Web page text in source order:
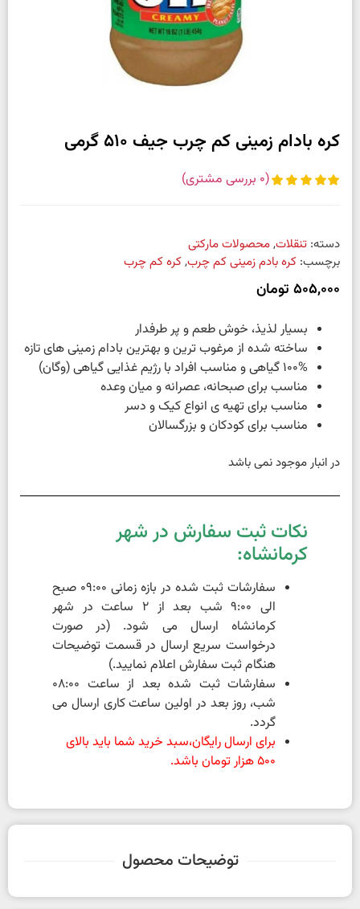
کره بادام زمینی کم چرب جیف 510 گرمی
(
0 بررسی مشتری)
دسته: تنقلات,محصولات مارکتی
برچسب: کره بادم زمینی کم چرب,کره کم چرب
505,000 تومان
بسیار لذیذ، خوش طعم و پر طرفدار
ساخته شده از مرغوب ترین و بهترین بادام زمینی های تازه
100% گیاهی و مناسب افراد با رژیم غذایی گیاهی (وگان)
مناسب برای صبحانه، عصرانه و میان وعده
مناسب برای تهیه ی انواع کیک و دسر
مناسب برای کودکان و بزرگسالان
در انبار موجود نمی باشد
نکات ثبت سفارش در شهر
کرمانشاه:
سفارشات ثبت شده در بازه زمانی 09:00 صبح
الی 9:00 شب بعد از 2 ساعت در شهر
کرمانشاه ارسال می شود. (در صورت
درخواست سریع ارسال در قسمت توضیحات
هنگام ثبت سفارش اعلام نمایید.)
سفارشات ثبت شده بعد از ساعت 08:00
شب، روز بعد در اولین ساعت کاری ارسال می
گردد.
برای ارسال رایگان،سبد خرید شما باید بالای
500 هزار تومان باشد.
توضیحات محصول